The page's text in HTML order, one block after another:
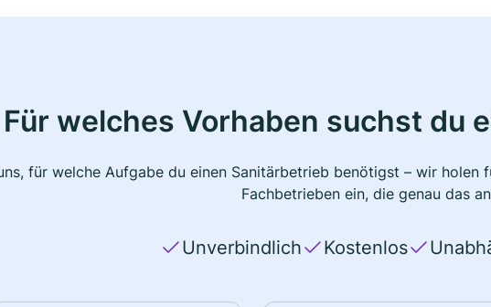
Für welches Vorhaben suchst du
für welche Aufgabe du einen Sanitärbetrieb benötigst – wir
Fachbetrieben ein, die genau das
Unverbindlich Kostenlos